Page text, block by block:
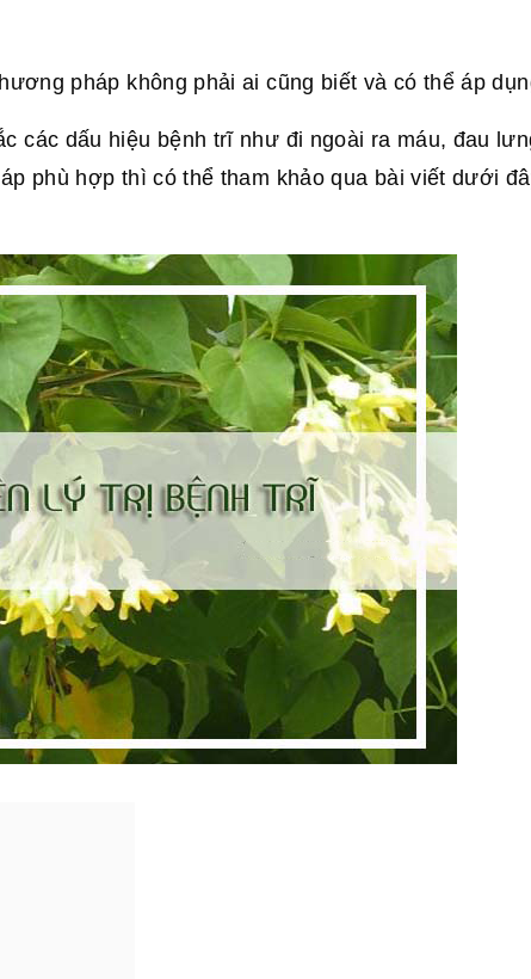
pháp không phải ai cũng biết và có thể áp
các dấu hiệu bệnh trĩ như đi ngoài ra máu, đau
phù hợp thì có thể tham khảo qua bài viết dưới